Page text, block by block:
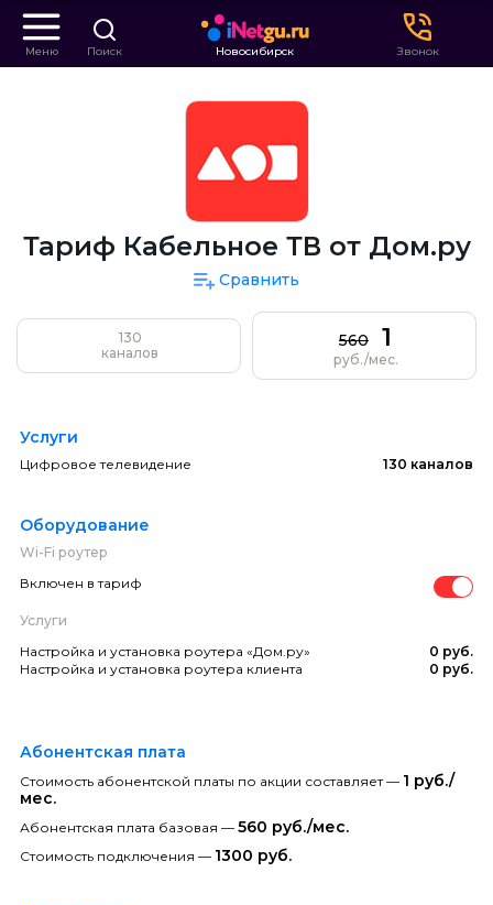
Меню Поиск Новосибирск Звонок
Тариф Кабельное ТВ от Дом.ру
Сравнить
130
каналов
560 1
руб./мес.
Услуги
Цифровое телевидение 130 каналов
Оборудование
Wi-Fi роутер
Включен в тариф
Услуги
Настройка и установка роутера «Дом.ру»
0 руб.
Настройка и установка роутера клиента
0 руб.
Абонентская плата
Стоимость абонентской платы по акции составляет — 1 руб./
мес.
Абонентская плата базовая — 560 руб./мес.
Стоимость подключения — 1300 руб.